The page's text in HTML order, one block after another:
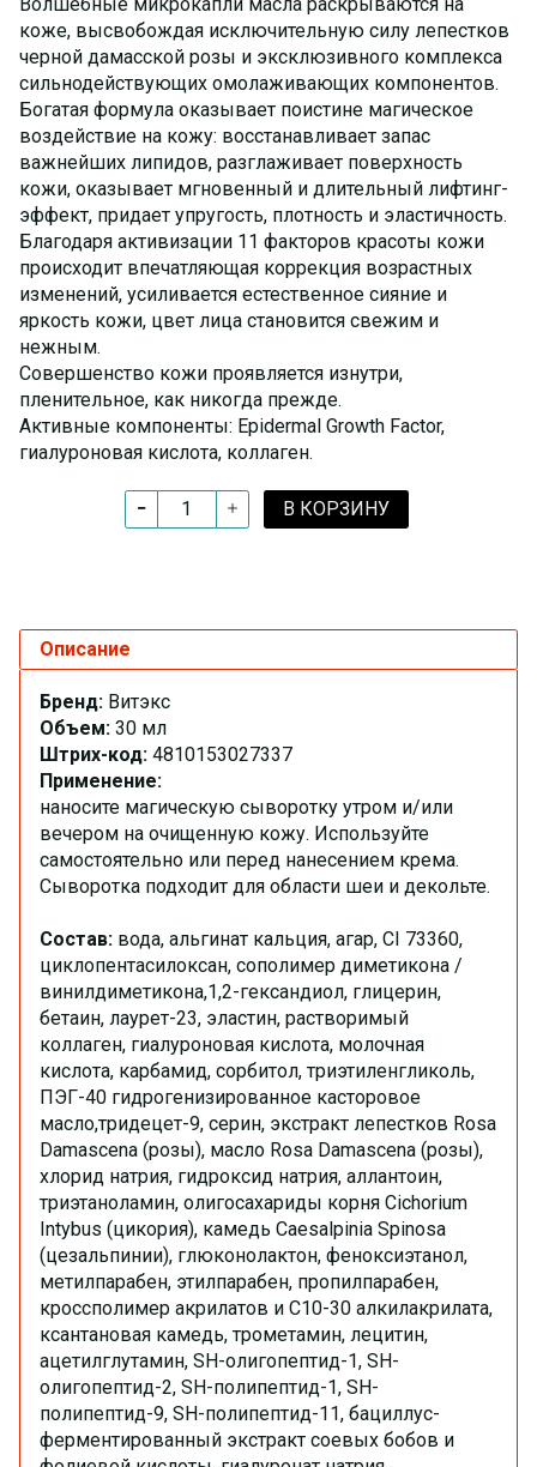
коже, высвобождая исключительную силу лепестков
черной дамасской розы и эксклюзивного комплекса
сильнодействующих омолаживающих компонентов.
Богатая формула оказывает поистине магическое
воздействие на кожу: восстанавливает запас
важнейших липидов, разглаживает поверхность
кожи, оказывает мгновенный и длительный лифтинг-
эффект, придает упругость, плотность и эластичность.
Благодаря активизации 11 факторов красоты кожи
происходит впечатляющая коррекция возрастных
изменений, усиливается естественное сияние и
яркость кожи, цвет лица становится свежим и
нежным.
Совершенство кожи проявляется изнутри,
пленительное, как никогда прежде.
Активные компоненты: Epidermal Growth Factor,
гиалуроновая кислота, коллаген.
В КОРЗИНУ
Описание
Бренд: Витэкс
Объем: 30 мл
Штрих-код: 4810153027337
Применение:
наносите магическую сыворотку утром и/или
вечером на очищенную кожу. Используйте
самостоятельно или перед нанесением крема.
Сыворотка подходит для области шеи и декольте.
Состав: вода, альгинат кальция, агар, CI 73360,
циклопентасилоксан, сополимер диметикона /
винилдиметикона,1,2-гександиол, глицерин,
бетаин, лаурет-23, эластин, растворимый
коллаген, гиалуроновая кислота, молочная
кислота, карбамид, сорбитол, триэтиленгликоль,
ПЭГ-40 гидрогенизированное касторовое
масло,тридецет-9, серин, экстракт лепестков Rosa
Damascena (розы), масло Rosa Damascena (розы),
хлорид натрия, гидроксид натрия, аллантоин,
триэтаноламин, олигосахариды корня Cichorium
Intybus (цикория), камедь Caesalpinia Spinosa
(цезальпинии), глюконолактон, феноксиэтанол,
метилпарабен, этилпарабен, пропилпарабен,
кроссполимер акрилатов и C10-30 алкилакрилата,
ксантановая камедь, трометамин, лецитин,
ацетилглутамин, SH-олигопептид-1, SH-
олигопептид-2, SH-полипептид-1, SH-
полипептид-9, SH-полипептид-11, бациллус-
ферментированный экстракт соевых бобов и